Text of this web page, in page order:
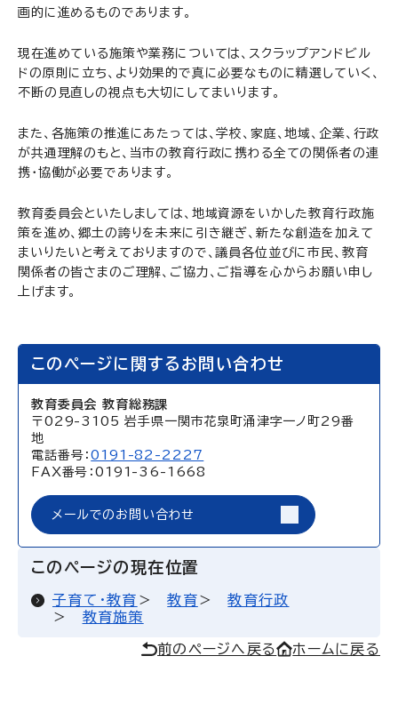
画的に進めるものであります。
現在進めている施策や業務については、スクラップアンドビル
ドの原則に立ち、より効果的で真に必要なものに精選していく、
不断の見直しの視点も大切にしてまいります。
また、各施策の推進にあたっては、学校、家庭、地域、企業、行政
が共通理解のもと、当市の教育行政に携わる全ての関係者の連
携・協働が必要であります。
教育委員会といたしましては、地域資源をいかした教育行政施
策を進め、郷土の誇りを未来に引き継ぎ、新たな創造を加えて
まいりたいと考えておりますので、議員各位並びに市民、教育
関係者の皆さまのご理解、ご協力、ご指導を心からお願い申し
上げます。
このページに関するお問い合わせ
教育委員会 教育総務課
〒029-3105 岩手県一関市花泉町涌津字一ノ町29番
地
電話番号：0191-82-2227
FAX番号：0191-36-1668
メールでのお問い合わせ
このページの現在位置
子育て・教育 教育
教育行政
教育施策
前のページへ戻る ホームに戻る